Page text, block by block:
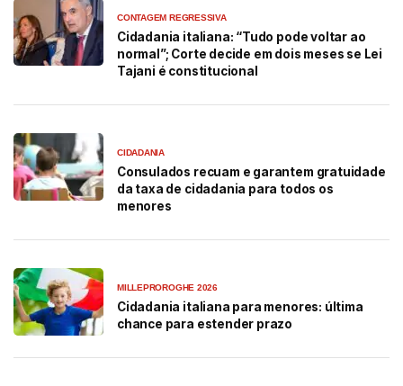
CONTAGEM REGRESSIVA
Cidadania italiana: “Tudo pode voltar ao
normal”; Corte decide em dois meses se Lei
Tajani é constitucional
CIDADANIA
Consulados recuam e garantem gratuidade
da taxa de cidadania para todos os
menores
MILLEPROROGHE 2026
Cidadania italiana para menores: última
chance para estender prazo